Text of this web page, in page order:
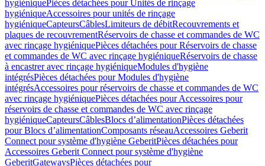
hygiéniquePièces détachées pour Unités de rinçage
hygiéniqueAccessoires pour unités de rinçage
hygiéniqueCapteursCâblesLimiteurs de débitRecouvrements et
plaques de recouvrementRéservoirs de chasse et commandes de WC
avec rinçage hygiéniquePièces détachées pour Réservoirs de chasse
et commandes de WC avec rinçage hygiéniqueRéservoirs de chasse
à encastrer avec rinçage hygiéniqueModules d'hygiène
intégrésPièces détachées pour Modules d'hygiène
intégrésAccessoires pour réservoirs de chasse et commandes de WC
avec rinçage hygiéniquePièces détachées pour Accessoires pour
réservoirs de chasse et commandes de WC avec rinçage
hygiéniqueCapteursCâblesBlocs d’alimentationPièces détachées
pour Blocs d’alimentationComposants réseauAccessoires Geberit
Connect pour système d'hygiène GeberitPièces détachées pour
Accessoires Geberit Connect pour système d'hygiène
GeberitGatewaysPièces détachées pour